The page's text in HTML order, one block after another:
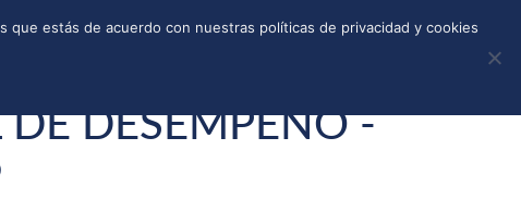
TIENDA CALLEJONES DONAR
DESEMPEÑO -
estás de acuerdo con nuestras políticas de privacidad y cookies